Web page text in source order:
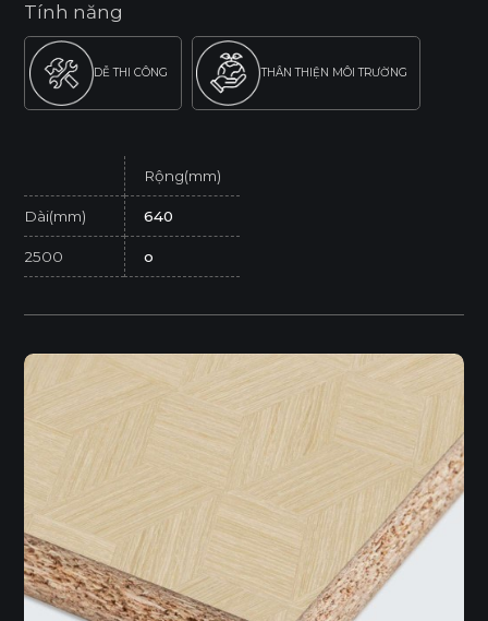
Tính năng
DỄ THI CÔNG THÂN THIỆN MÔI TRƯỜNG
Rộng(mm)
Dài(mm) 640
2500 o